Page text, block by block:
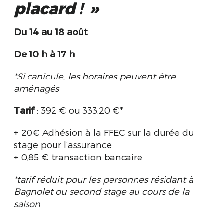
placard ! »
Du 14 au 18 août
De 10 h à 17 h
*Si canicule, les horaires peuvent être
aménagés
Tarif: 392 € ou 333,20 €*
+ 20€ Adhésion à la FFEC sur la durée du
stage pour l’assurance
+ 0,85 € transaction bancaire
*tarif réduit pour les personnes résidant à
Bagnolet ou second stage au cours de la
saison